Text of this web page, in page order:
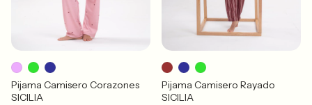
Pijama Camisero Corazones
SICILIA
Pijama Camisero Rayado
SICILIA